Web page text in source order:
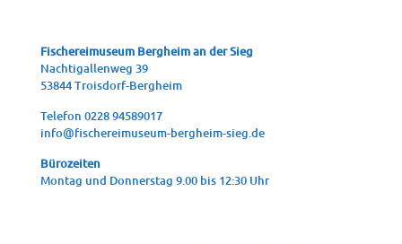
Fische­rei­mu­se­um Berg­heim an der Sieg
Nach­ti­gal­len­weg 39
53844 Troisdorf-Bergheim
Tele­fon 0228 94589017
info@fischereimuseum-bergheim-sieg.de
Büro­zei­ten
Mon­tag und Don­ners­tag 9.00 bis 12:30 Uhr